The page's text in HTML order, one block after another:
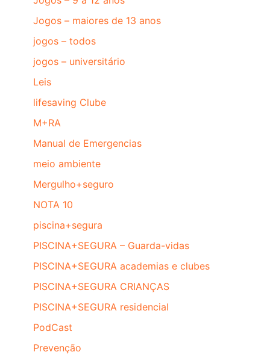
Jogos – maiores de 13 anos
jogos – todos
jogos – universitário
Leis
lifesaving Clube
M+RA
Manual de Emergencias
meio ambiente
Mergulho+seguro
NOTA 10
piscina+segura
PISCINA+SEGURA – Guarda-vidas
PISCINA+SEGURA academias e clubes
PISCINA+SEGURA CRIANÇAS
PISCINA+SEGURA residencial
PodCast
Prevenção